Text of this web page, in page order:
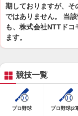
期しておりますが、そ
ではありません。 当
も、株式会社NTTド
ます。
競技一覧
プロ野球 プロ野球(2